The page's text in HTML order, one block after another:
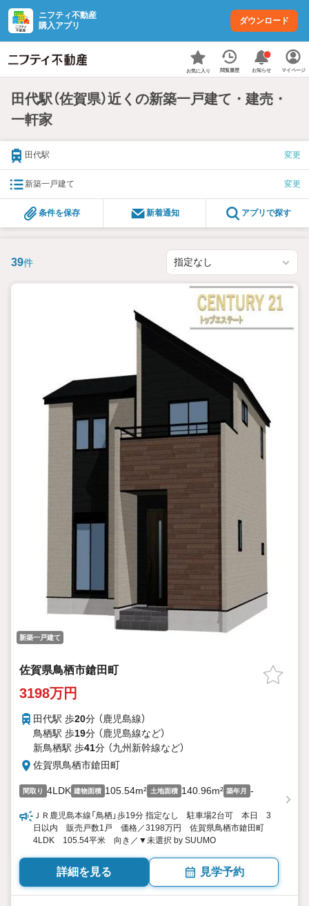
ニフティ不動産
購入アプリ
ダウンロード
お気に入り 閲覧履歴 お知らせ マイページ
田代駅（佐賀県）近くの新築一戸建て・建売・
一軒家
田代駅 変更
新築一戸建て 変更
条件を保存 新着通知 アプリで探す
39件
新築一戸建て
佐賀県鳥栖市鎗田町
3198万円
田代駅 歩20分 （鹿児島線）
鳥栖駅 歩19分 （鹿児島線など）
新鳥栖駅 歩41分 （九州新幹線など）
佐賀県鳥栖市鎗田町
間取り 4LDK 建物面積 105.54m² 土地面積 140.96m² 築年月 -
ＪＲ鹿児島本線「鳥栖」歩19分 指定なし 駐車場2台可 本日 3
日以内 販売戸数1戸 価格／3198万円 佐賀県鳥栖市鎗田町
4LDK 105.54平米 向き／▼未選択 by SUUMO
詳細を見る 見学予約